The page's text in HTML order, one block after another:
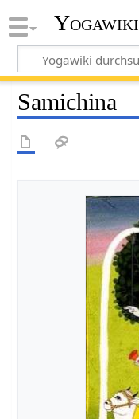
Yogawiki
Samichina